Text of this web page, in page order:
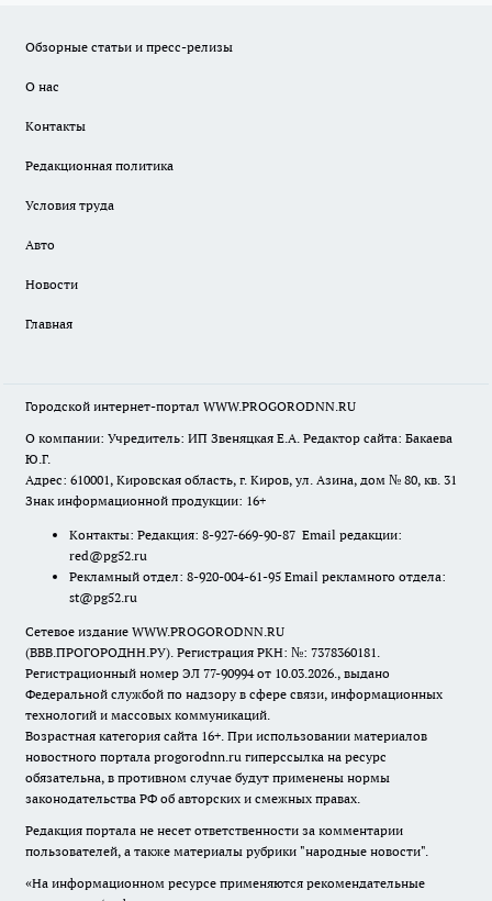
Обзорные статьи и пресс-релизы
О нас
Контакты
Редакционная политика
Условия труда
Авто
Новости
Главная
Городской интернет-портал WWW.PROGORODNN.RU
О компании: Учредитель: ИП Звеняцкая Е.А. Редактор сайта: Бакаева
Ю.Г.
Адрес: 610001, Кировская область, г. Киров, ул. Азина, дом № 80, кв. 31
Знак информационной продукции: 16+
Контакты: Редакция: 8-927-669-90-87 Email редакции:
red@pg52.ru
Рекламный отдел: 8-920-004-61-95 Email рекламного отдела:
st@pg52.ru
Сетевое издание WWW.PROGORODNN.RU
(ВВВ.ПРОГОРОДНН.РУ). Регистрация РКН: №: 7378360181.
Регистрационный номер ЭЛ 77-90994 от 10.03.2026., выдано
Федеральной службой по надзору в сфере связи, информационных
технологий и массовых коммуникаций.
Возрастная категория сайта 16+. При использовании материалов
новостного портала progorodnn.ru гиперссылка на ресурс
обязательна, в противном случае будут применены нормы
законодательства РФ об авторских и смежных правах.
Редакция портала не несет ответственности за комментарии
пользователей, а также материалы рубрики "народные новости".
«На информационном ресурсе применяются рекомендательные